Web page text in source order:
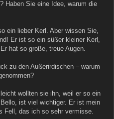
Haben Sie eine Idee, warum die
ein lieber Kerl. Aber wissen Sie,
Er ist so ein süßer kleiner Kerl,
hat so große, treue Augen.
zu den Außerirdischen – warum
wollten sie ihn, weil er so ein
ist viel wichtiger. Er ist mein
Fell, das ich so sehr vermisse.